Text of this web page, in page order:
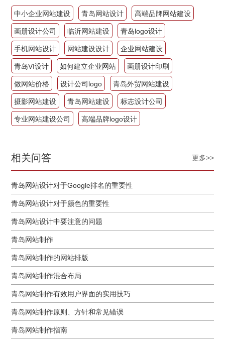
中小企业网站建设 青岛网站设计 高端品牌网站建设
画册设计公司 临沂网站建设 青岛logo设计
手机网站设计 网站建设设计 企业网站建设
青岛VI设计 如何建立企业网站 画册设计印刷
做网站价格 设计公司logo 青岛外贸网站建设
摄影网站建设 青岛网站建设 标志设计公司
专业网站建设公司 高端品牌logo设计
相关问答 更多>>
青岛网站设计对于Google排名的重要性
青岛网站设计对于颜色的重要性
青岛网站设计中要注意的问题
青岛网站制作
青岛网站制作的网站排版
青岛网站制作混合布局
青岛网站制作有效用户界面的实用技巧
青岛网站制作原则、方针和常见错误
青岛网站制作指南